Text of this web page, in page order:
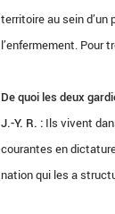
territoire au sein
l’enfermement. Pour
De quoi les deux
J.-Y. R. : Ils vivent
courantes en
nation qui les a